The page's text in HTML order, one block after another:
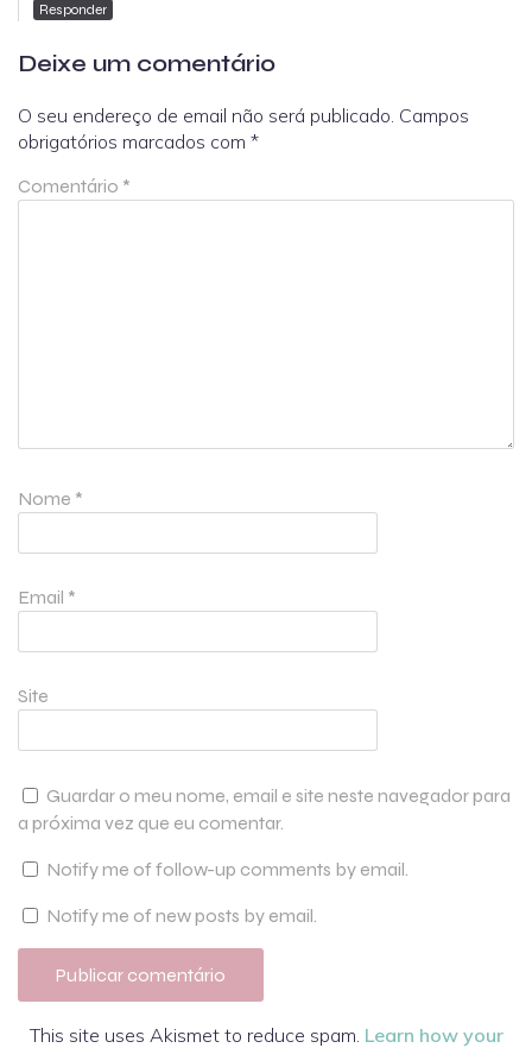
Responder
Deixe um comentário
O seu endereço de email não será publicado. Campos
obrigatórios marcados com *
Comentário *
Nome *
Email *
Site
Guardar o meu nome, email e site neste navegador para
a próxima vez que eu comentar.
Notify me of follow-up comments by email.
Notify me of new posts by email.
This site uses Akismet to reduce spam. Learn how your